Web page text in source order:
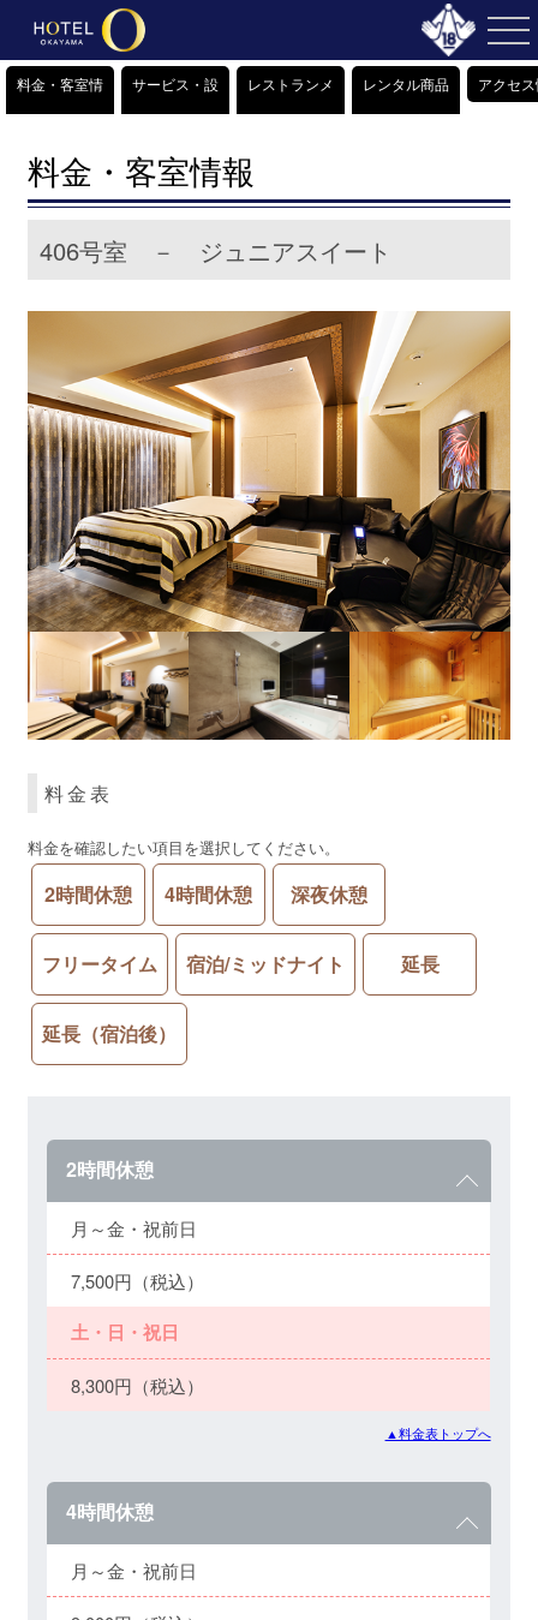
料金・客室情
報
サービス・設
備情報
レストランメ
ニュー
レンタル商品
＆販売商品
アクセ
料金・客室情報
406号室 － ジュニアスイート
料金表
料金を確認したい項目を選択してください。
2時間休憩 4時間休憩 深夜休憩
フリータイム 宿泊/ミッドナイト 延長
延長（宿泊後）
2時間休憩
月～金・祝前日
7,500円（税込）
土・日・祝日
8,300円（税込）
▲料金表トップへ
4時間休憩
月～金・祝前日